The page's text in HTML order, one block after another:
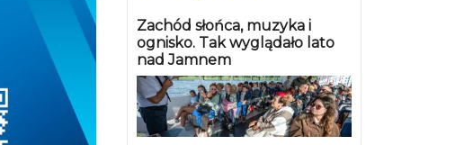
Zachód słońca, muzyka i
ognisko. Tak wyglądało lato
nad Jamnem